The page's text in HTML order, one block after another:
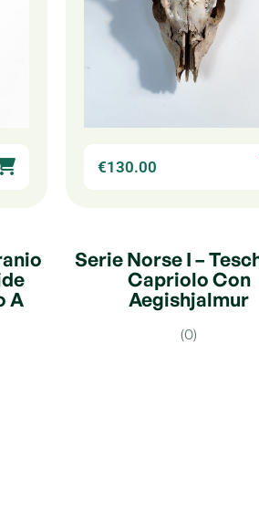
A
€130.00
Serie Norse I –
Capriolo Con
Aegishjalmur
(0)